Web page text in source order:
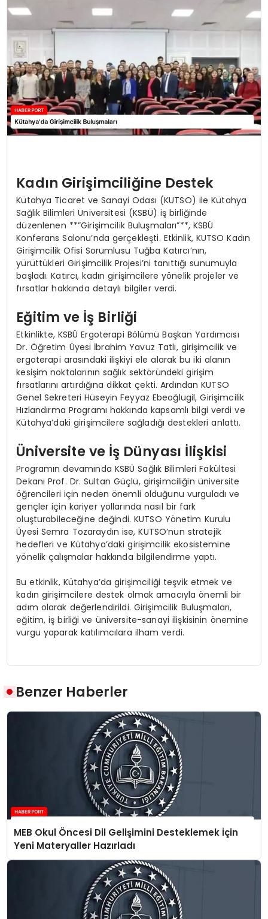
Kadın Girişimciliğine Destek
Kütahya Ticaret ve Sanayi Odası (KUTSO) ile Kütahya
Sağlık Bilimleri Üniversitesi (KSBÜ) iş birliğinde
düzenlenen **”Girişimcilik Buluşmaları”**, KSBÜ
Konferans Salonu’nda gerçekleşti. Etkinlik, KUTSO Kadın
Girişimcilik Ofisi Sorumlusu Tuğba Katırcı’nın,
yürüttükleri Girişimcilik Projesi’ni tanıttığı sunumuyla
başladı. Katırcı, kadın girişimcilere yönelik projeler ve
fırsatlar hakkında detaylı bilgiler verdi.
Eğitim ve İş Birliği
Etkinlikte, KSBÜ Ergoterapi Bölümü Başkan Yardımcısı
Dr. Öğretim Üyesi İbrahim Yavuz Tatlı, girişimcilik ve
ergoterapi arasındaki ilişkiyi ele alarak bu iki alanın
kesişim noktalarının sağlık sektöründeki girişim
fırsatlarını artırdığına dikkat çekti. Ardından KUTSO
Genel Sekreteri Hüseyin Feyyaz Ebeoğlugil, Girişimcilik
Hızlandırma Programı hakkında kapsamlı bilgi verdi ve
Kütahya’daki girişimcilere sağladığı destekleri anlattı.
Üniversite ve İş Dünyası İlişkisi
Programın devamında KSBÜ Sağlık Bilimleri Fakültesi
Dekanı Prof. Dr. Sultan Güçlü, girişimciliğin üniversite
öğrencileri için neden önemli olduğunu vurguladı ve
gençler için kariyer yollarında nasıl bir fark
oluşturabileceğine değindi. KUTSO Yönetim Kurulu
Üyesi Semra Tozaraydın ise, KUTSO’nun stratejik
hedefleri ve Kütahya’daki girişimcilik ekosistemine
yönelik çalışmalar hakkında bilgilendirme yaptı.
Bu etkinlik, Kütahya’da girişimciliği teşvik etmek ve
kadın girişimcilere destek olmak amacıyla önemli bir
adım olarak değerlendirildi. Girişimcilik Buluşmaları,
eğitim, iş birliği ve üniversite-sanayi ilişkisinin önemine
vurgu yaparak katılımcılara ilham verdi.
Benzer Haberler
MEB Okul Öncesi Dil Gelişimini Desteklemek İçin
Yeni Materyaller Hazırladı